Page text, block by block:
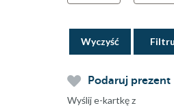
Wyczyść
Podaruj prezent
Wyślij e-kartkę z